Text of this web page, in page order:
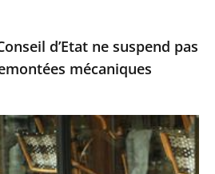
d’Etat ne suspend pas
mécaniques